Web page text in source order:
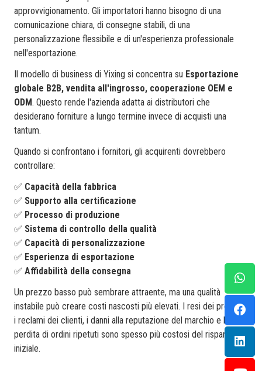
approvvigionamento. Gli importatori hanno bisogno di una
comunicazione chiara, di consegne stabili, di una
personalizzazione flessibile e di un'esperienza professionale
nell'esportazione.
Il modello di business di Yixing si concentra su Esportazione
globale B2B, vendita all'ingrosso, cooperazione OEM e
ODM. Questo rende l'azienda adatta ai distributori che
desiderano forniture a lungo termine invece di acquisti una
tantum.
Quando si confrontano i fornitori, gli acquirenti dovrebbero
controllare:
✅ Capacità della fabbrica
✅ Supporto alla certificazione
✅ Processo di produzione
✅ Sistema di controllo della qualità
✅ Capacità di personalizzazione
✅ Esperienza di esportazione
✅ Affidabilità della consegna
Un prezzo basso può sembrare attraente, ma una qualità
instabile può creare costi nascosti più elevati. I resi dei prodotti,
i reclami dei clienti, i danni alla reputazione del marchio e la
perdita di ordini ripetuti sono spesso più costosi del risparmio
iniziale.